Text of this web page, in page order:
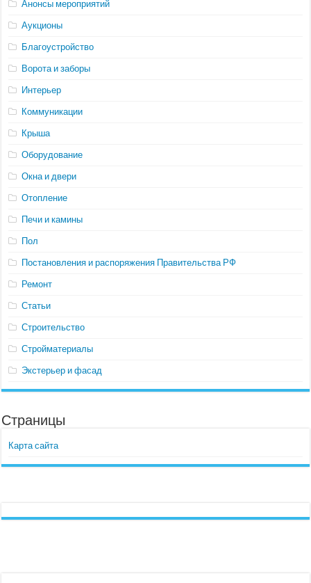
Анонсы мероприятий
Аукционы
Благоустройство
Ворота и заборы
Интерьер
Коммуникации
Крыша
Оборудование
Окна и двери
Отопление
Печи и камины
Пол
Постановления и распоряжения Правительства РФ
Ремонт
Статьи
Строительство
Стройматериалы
Экстерьер и фасад
Страницы
Карта сайта